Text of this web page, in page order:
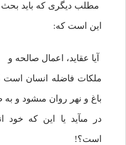
مطلب ديگرى كه بايد
اين است كه:
آيا عقايد، اعمال صالحه و
ملكات فاضله انسان است
باغ و نهر روان مى‏شود و
در مى‏آيد يا اين كه
است؟!